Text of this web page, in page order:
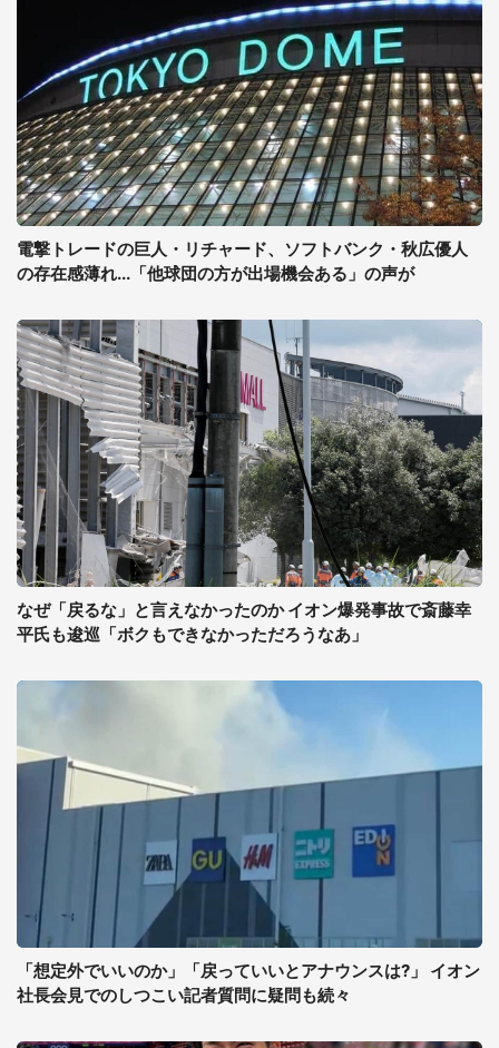
電撃トレードの巨人・リチャード、ソフトバンク・秋広優人
の存在感薄れ...「他球団の方が出場機会ある」の声が
なぜ「戻るな」と言えなかったのか イオン爆発事故で斎藤幸
平氏も逡巡「ボクもできなかっただろうなあ」
「想定外でいいのか」「戻っていいとアナウンスは?」 イオン
社長会見でのしつこい記者質問に疑問も続々